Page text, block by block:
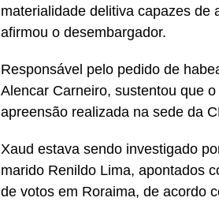
materialidade delitiva capazes de
afirmou o desembargador.
Responsável pelo pedido de
Alencar Carneiro, sustentou que
apreensão realizada na sede da
Xaud estava sendo investigado
marido Renildo Lima, apontados
de votos em Roraima, de acordo